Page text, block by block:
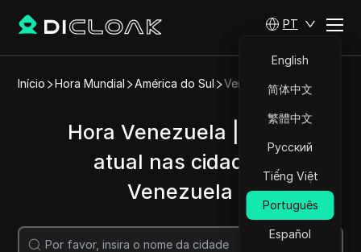
PT
English
简体中文
繁體中文
Русский
Tiếng Việt
Português
Español
Início Hora Mundial América do Sul Venezuela
Hora Venezuela | Hora
atual nas cidades
Venezuela
Pesquisar